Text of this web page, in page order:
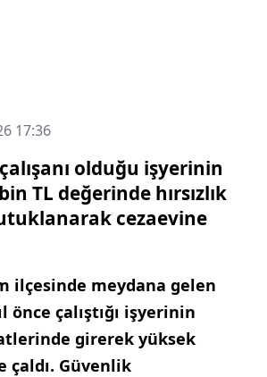
17:36
olduğu işyerinin
TL değerinde hırsızlık
cezaevine
ilçesinde meydana gelen
önce çalıştığı işyerinin
girerek yüksek
çaldı. Güvenlik